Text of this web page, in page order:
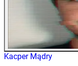
Kacper Mądry